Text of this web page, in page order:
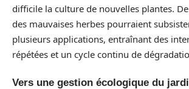
difficile la culture de nouvelles plantes.
des mauvaises herbes pourraient
plusieurs applications, entraînant des
répétées et un cycle continu de
Vers une gestion écologique du